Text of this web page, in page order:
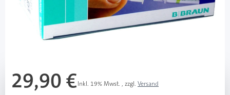
Silikonbeschichtung
kaum wahrnehmbarer Einstich
Mehr über das Produkt
29,90 €Inkl. 19% Mwst. , zzgl. Versand